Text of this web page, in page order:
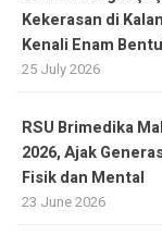
Kekerasan di
Kenali Enam
25 July 2026
RSU Brimedika
2026, Ajak
Fisik dan Mental
23 June 2026